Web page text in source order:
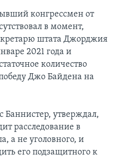
конгрессмен от
в момент,
штата Джорджия
2021 года и
количество
Джо Байдена на
утверждал,
расследование в
а не уголовного, и
его подзащитного к